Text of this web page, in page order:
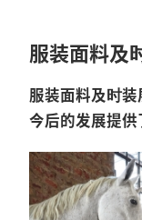
服装面料及
服装面料及时
今后的发展提供